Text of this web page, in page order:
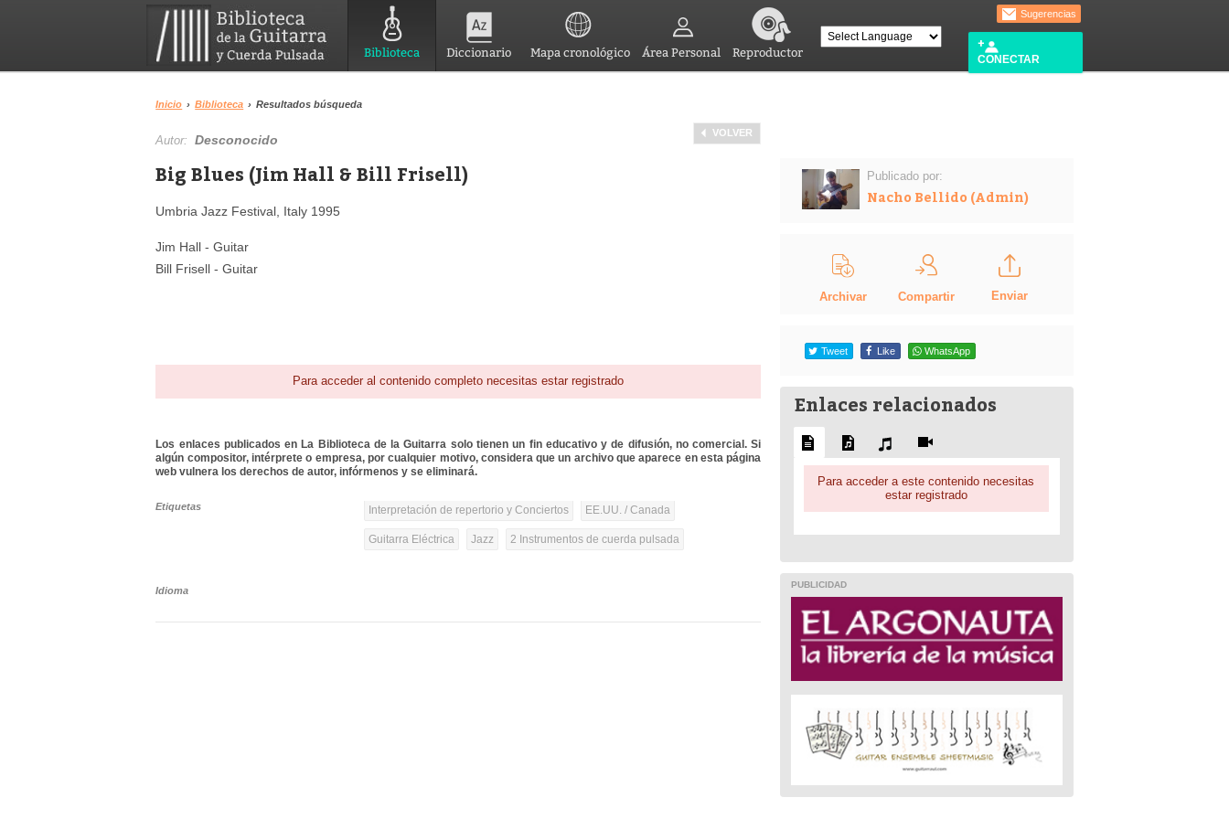
Biblioteca Diccionario Mapa cronológico Área Personal Reproductor
Sugerencias
CONECTAR
Inicio › Biblioteca › Resultados búsqueda
VOLVER
Autor:Desconocido
Big Blues (Jim Hall & Bill Frisell)
Umbria Jazz Festival, Italy 1995
Jim Hall - Guitar
Bill Frisell - Guitar
Para acceder al contenido completo necesitas estar registrado
Los enlaces publicados en La Biblioteca de la Guitarra solo tienen un fin educativo y de difusión, no comercial. Si
algún compositor, intérprete o empresa, por cualquier motivo, considera que un archivo que aparece en esta página
web vulnera los derechos de autor, infórmenos y se eliminará.
Etiquetas Interpretación de repertorio y Conciertos EE.UU. / Canada
Guitarra Eléctrica Jazz 2 Instrumentos de cuerda pulsada
Idioma
Publicado por:
Nacho Bellido (Admin)
Archivar Compartir Enviar
Tweet Like WhatsApp
Enlaces relacionados
Para acceder a este contenido necesitas
estar registrado
PUBLICIDAD